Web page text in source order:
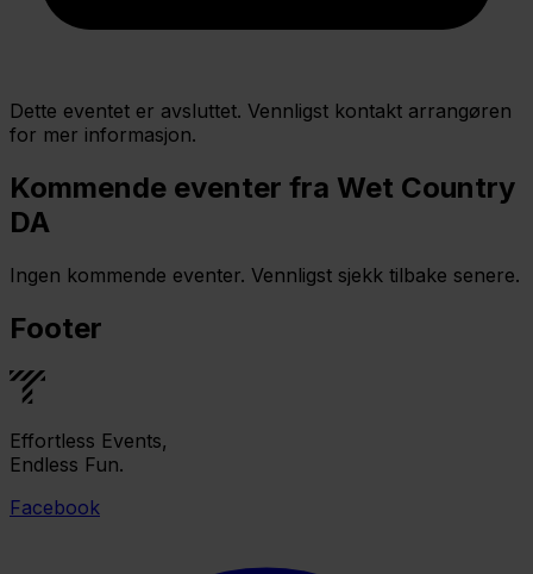
Dette eventet er avsluttet. Vennligst kontakt arrangøren
for mer informasjon.
Kommende eventer fra Wet Country
DA
Ingen kommende eventer. Vennligst sjekk tilbake senere.
Footer
Effortless Events,
Endless Fun.
Facebook